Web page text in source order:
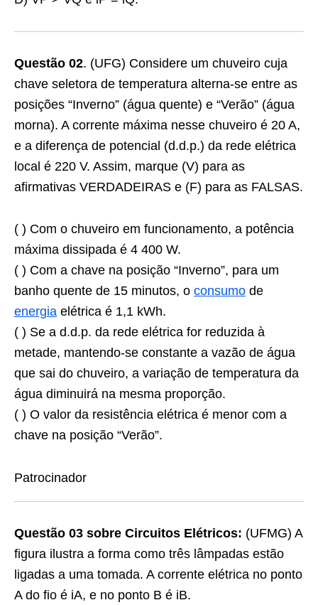
Questão 02. (UFG) Considere um chuveiro cuja
chave seletora de temperatura alterna-se entre as
posições “Inverno” (água quente) e “Verão” (água
morna). A corrente máxima nesse chuveiro é 20 A,
e a diferença de potencial (d.d.p.) da rede elétrica
local é 220 V. Assim, marque (V) para as
afirmativas VERDADEIRAS e (F) para as FALSAS.
( ) Com o chuveiro em funcionamento, a potência
máxima dissipada é 4 400 W.
( ) Com a chave na posição “Inverno”, para um
banho quente de 15 minutos, o consumo de
energia elétrica é 1,1 kWh.
( ) Se a d.d.p. da rede elétrica for reduzida à
metade, mantendo-se constante a vazão de água
que sai do chuveiro, a variação de temperatura da
água diminuirá na mesma proporção.
( ) O valor da resistência elétrica é menor com a
chave na posição “Verão”.
Patrocinador
Questão 03 sobre Circuitos Elétricos: (UFMG) A
figura ilustra a forma como três lâmpadas estão
ligadas a uma tomada. A corrente elétrica no ponto
A do fio é iA, e no ponto B é iB.